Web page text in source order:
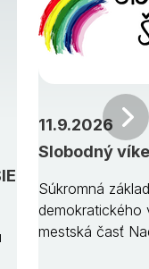
Slobodný
11.9.2026
Súkromná
demokratického
mestská časť